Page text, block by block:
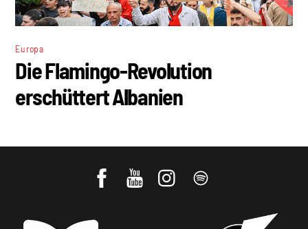
Europa
Die Flamingo-Revolution
erschüttert Albanien